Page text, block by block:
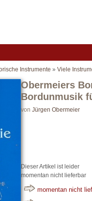
Instrumente » Viele
Obermeiers
Bordunmusik
vonJürgen Obermeier
Dieser Artikel ist leider
momentan nicht lieferbar
momentan nicht